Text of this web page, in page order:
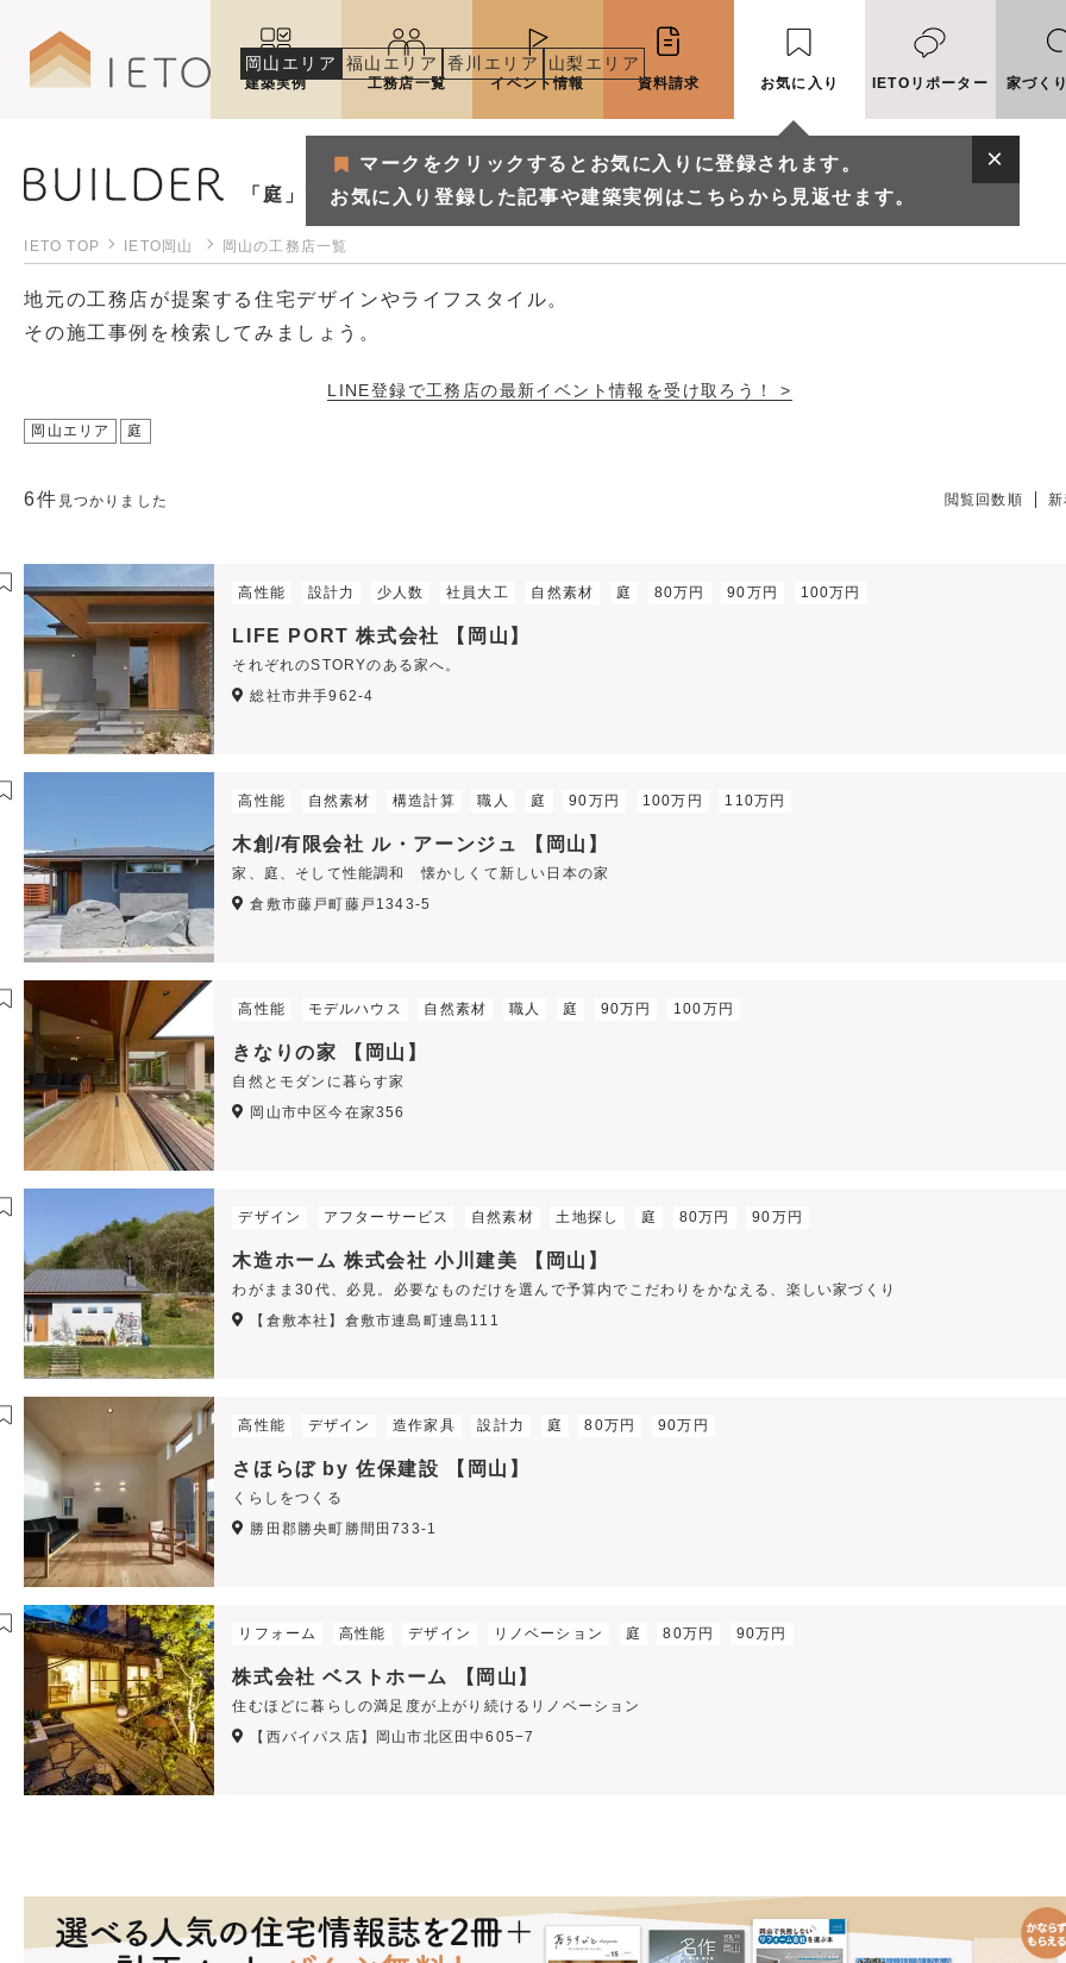
岡山エリア 福山エリア 香川エリア 山梨エリア
建築実例 工務店一覧 イベント情報 資料請求 お気に入り
マークをクリックするとお気に入りに登録されます。
お気に入り登録した記事や建築実例はこちらから見返せます。
IETOリポーター 家づく
「庭」で見つける岡山の工務店一覧
IETO TOP IETO岡山 岡山の工務店一覧
地元の工務店が提案する住宅デザインやライフスタイル。
その施工事例を検索してみましょう。
LINE登録で工務店の最新イベント情報を受け取ろう！ >
岡山エリア 庭
6件 見つかりました 閲覧回数順
高性能 設計力 少人数 社員大工 自然素材 庭 80万円 90万円 100万円
LIFE PORT 株式会社 【岡山】
それぞれのSTORYのある家へ。
総社市井手962-4
高性能 自然素材 構造計算 職人 庭 90万円 100万円 110万円
木創/有限会社 ル・アーンジュ 【岡山】
家、庭、そして性能調和 懐かしくて新しい日本の家
倉敷市藤戸町藤戸1343-5
高性能 モデルハウス 自然素材 職人 庭 90万円 100万円
きなりの家 【岡山】
自然とモダンに暮らす家
岡山市中区今在家356
デザイン アフターサービス 自然素材 土地探し 庭 80万円 90万円
木造ホーム 株式会社 小川建美 【岡山】
わがまま30代、必見。必要なものだけを選んで予算内でこだわりをかなえる、楽しい家づくり
【倉敷本社】倉敷市連島町連島111
高性能 デザイン 造作家具 設計力 庭 80万円 90万円
さほらぼ by 佐保建設 【岡山】
くらしをつくる
勝田郡勝央町勝間田733-1
リフォーム 高性能 デザイン リノベーション 庭 80万円 90万円
株式会社 ベストホーム 【岡山】
住むほどに暮らしの満足度が上がり続けるリノベーション
【西バイパス店】岡山市北区田中605−7